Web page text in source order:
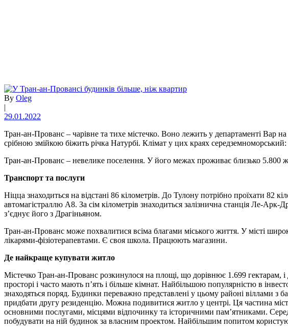
By Oleg
|
29.01.2022
Тран-ан-Прованс – чарівне та тихе містечко. Воно лежить у департаменті Вар
срібною змійкою біжить річка Натурбі. Клімат у цих краях
Тран-ан-Прованс – невелике поселення. У його межах проживає близько 5.800
Транспорт та послуги
Ніцца знаходиться на відстані 86 кілометрів. До Тулону потрібно проїхати
автомагістраллю А8. За сім кілометрів знаходиться залізнична станція Ле-
з’єднує його з Драгіньяном.
Тран-ан-Прованс може похвалитися всіма благами міського життя. У місті
лікарями-фізіотерапевтами. Є своя школа. Працюють магазини.
Де найкраще купувати житло
Містечко Тран-ан-Прованс розкинулося на площі, що дорівнює 1.699 гектарам, і
просторі і часто мають п’ять і більше кімнат. Найбільшою популярністю в
знаходяться поряд. Будинки переважно представлені у цьому районі віллами
придбати другу резиденцію. Можна подивитися житло у центрі. Ця частина
основними послугами, місцями відпочинку та історичними пам’ятниками.
побудувати на ній будинок за власним проектом. Найбільшим попитом